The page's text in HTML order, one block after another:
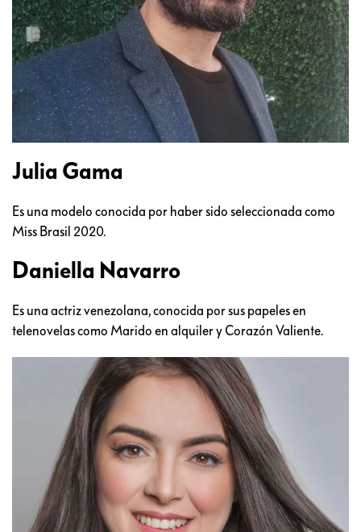
Julia Gama
Es una modelo conocida por haber sido seleccionada como
Miss Brasil 2020.
Daniella Navarro
Es una actriz venezolana, conocida por sus papeles en
telenovelas como Marido en alquiler y Corazón Valiente.